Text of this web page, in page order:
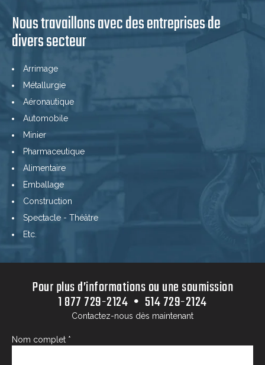
Nous travaillons avec des entreprises de
divers secteur
Arrimage
Métallurgie
Aéronautique
Automobile
Minier
Pharmaceutique
Alimentaire
Emballage
Construction
Spectacle - Théâtre
Etc.
Pour plus d’informations ou une soumission
1 877 729-2124 • 514 729-2124
Contactez-nous dès maintenant
Nom complet *